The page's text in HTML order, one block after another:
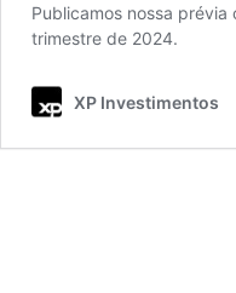
Publicamos nossa
trimestre de 2024.
XP Investimentos